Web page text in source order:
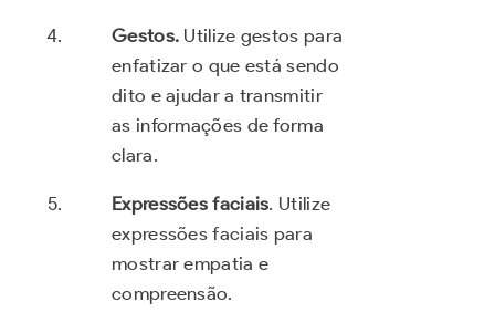
Gestos. Utilize gestos para
enfatizar o que está sendo
dito e ajudar a transmitir
as informações de forma
clara.
Expressões faciais. Utilize
expressões faciais para
mostrar empatia e
compreensão.